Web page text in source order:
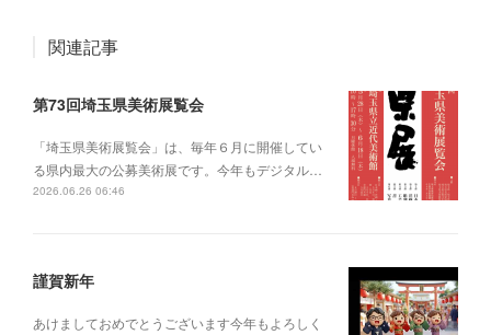
関連記事
第73回埼玉県美術展覧会
「埼玉県美術展覧会」は、毎年６月に開催してい
る県内最大の公募美術展です。今年もデジタル…
2026.06.26 06:46
謹賀新年
あけましておめでとうございます今年もよろしく